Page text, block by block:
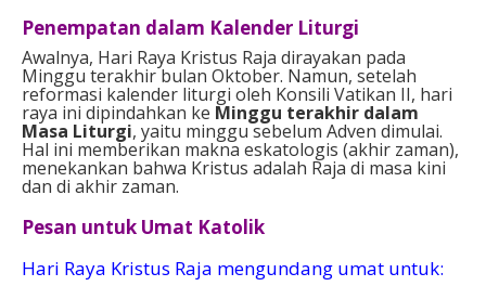
Penempatan dalam Kalender Liturgi
Awalnya, Hari Raya Kristus Raja dirayakan pada
Minggu terakhir bulan Oktober. Namun, setelah
reformasi kalender liturgi oleh Konsili Vatikan II, hari
raya ini dipindahkan ke Minggu terakhir dalam
Masa Liturgi, yaitu minggu sebelum Adven dimulai.
Hal ini memberikan makna eskatologis (akhir zaman),
menekankan bahwa Kristus adalah Raja di masa kini
dan di akhir zaman.
Pesan untuk Umat Katolik
Hari Raya Kristus Raja mengundang umat untuk: